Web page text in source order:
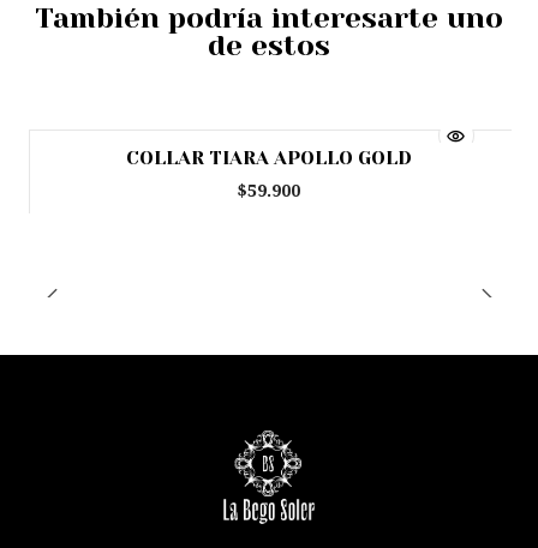
También podría interesarte uno
de estos
COLLAR TIARA APOLLO GOLD
$59.900